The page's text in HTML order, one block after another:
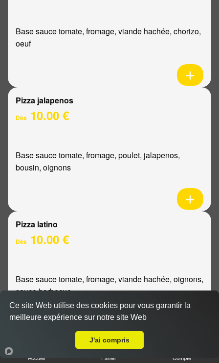
Base sauce tomate, fromage, viande hachée, chorizo,
oeuf
Pizza jalapenos
Dès 10.00 €
Base sauce tomate, fromage, poulet, jalapenos,
bousin, oignons
Pizza latino
Dès 10.00 €
Base sauce tomate, fromage, viande hachée, oignons,
sauce barbecue
Accueil Panier Compte
Ce site Web utilise des cookies pour vous garantir la
meilleure expérience sur notre site Web
J'ai compris